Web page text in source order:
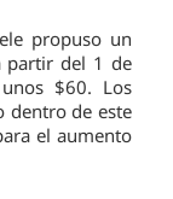
propuso un
partir del 1 de
$60. Los
dentro de este
el aumento